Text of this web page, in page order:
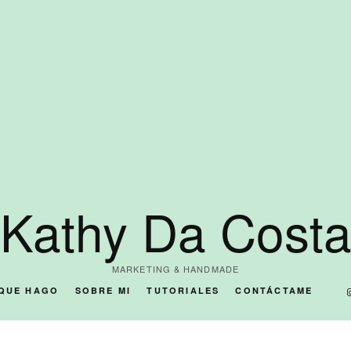
Kathy Da Costa
MARKETING & HANDMADE
HAGO SOBRE MI TUTORIALES CONTÁCTAME